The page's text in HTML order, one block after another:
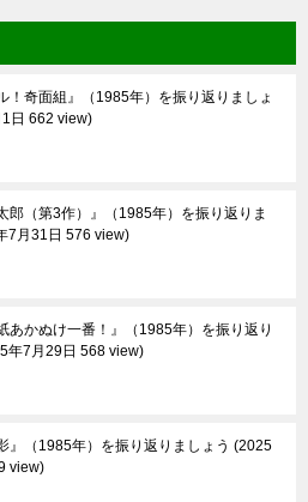
！奇面組』（1985年）を振り返りましょ
日 662 view
郎（第3作）』（1985年）を振り返りま
7月31日 576 view
あかぬけ一番！』（1985年）を振り返り
年7月29日 568 view
』（1985年）を振り返りましょう
2025
view